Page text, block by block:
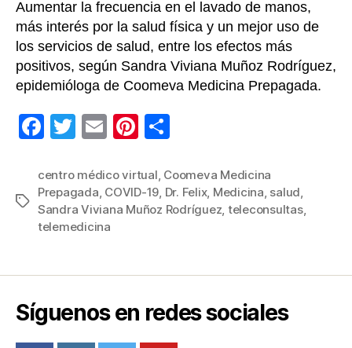
Aumentar la frecuencia en el lavado de manos,
más interés por la salud física y un mejor uso de
los servicios de salud, entre los efectos más
positivos, según Sandra Viviana Muñoz Rodríguez,
epidemióloga de Coomeva Medicina Prepagada.
F
c
e
b
o
k
T
tt
er
E
ail
Pi
er
e
m
p
Etiquetas
centro médico virtual, Coomeva Medicina
Prepagada, COVID-19, Dr. Felix, Medicina, salud,
Sandra Viviana Muñoz Rodríguez, teleconsultas,
telemedicina
Síguenos en redes sociales